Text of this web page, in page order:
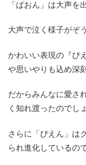
「ぱおん」は大声を
大声で泣く様子がぞ
かわいい表現の『ぴ
や思いやりも込め深
だからみんなに愛さ
く知れ渡ったのでし
さらに「ぴえん」は
られ進化しているの